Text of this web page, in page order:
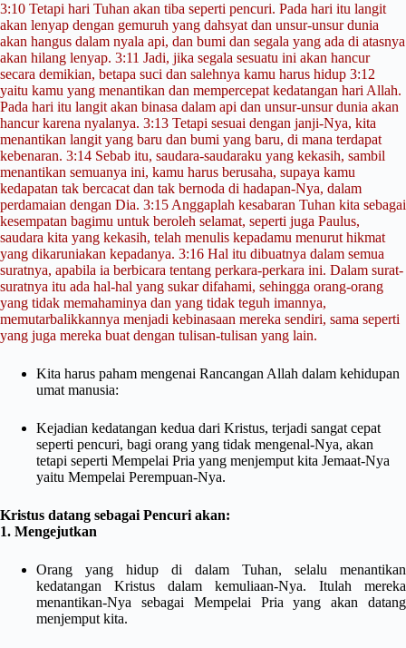
3:10 Tetapi hari Tuhan akan tiba seperti pencuri. Pada hari itu langit
akan lenyap dengan gemuruh yang dahsyat dan unsur-unsur dunia
akan hangus dalam nyala api, dan bumi dan segala yang ada di atasnya
akan hilang lenyap. 3:11 Jadi, jika segala sesuatu ini akan hancur
secara demikian, betapa suci dan salehnya kamu harus hidup 3:12
yaitu kamu yang menantikan dan mempercepat kedatangan hari Allah.
Pada hari itu langit akan binasa dalam api dan unsur-unsur dunia akan
hancur karena nyalanya. 3:13 Tetapi sesuai dengan janji-Nya, kita
menantikan langit yang baru dan bumi yang baru, di mana terdapat
kebenaran. 3:14 Sebab itu, saudara-saudaraku yang kekasih, sambil
menantikan semuanya ini, kamu harus berusaha, supaya kamu
kedapatan tak bercacat dan tak bernoda di hadapan-Nya, dalam
perdamaian dengan Dia. 3:15 Anggaplah kesabaran Tuhan kita sebagai
kesempatan bagimu untuk beroleh selamat, seperti juga Paulus,
saudara kita yang kekasih, telah menulis kepadamu menurut hikmat
yang dikaruniakan kepadanya. 3:16 Hal itu dibuatnya dalam semua
suratnya, apabila ia berbicara tentang perkara-perkara ini. Dalam surat-
suratnya itu ada hal-hal yang sukar difahami, sehingga orang-orang
yang tidak memahaminya dan yang tidak teguh imannya,
memutarbalikkannya menjadi kebinasaan mereka sendiri, sama seperti
yang juga mereka buat dengan tulisan-tulisan yang lain.
Kita harus paham mengenai Rancangan Allah dalam kehidupan
umat manusia:
Kejadian kedatangan kedua dari Kristus, terjadi sangat cepat
seperti pencuri, bagi orang yang tidak mengenal-Nya, akan
tetapi seperti Mempelai Pria yang menjemput kita Jemaat-Nya
yaitu Mempelai Perempuan-Nya.
Kristus datang sebagai Pencuri akan:
1. Mengejutkan
Orang yang hidup di dalam Tuhan, selalu menantikan
kedatangan Kristus dalam kemuliaan-Nya. Itulah mereka
menantikan-Nya sebagai Mempelai Pria yang akan datang
menjemput kita.